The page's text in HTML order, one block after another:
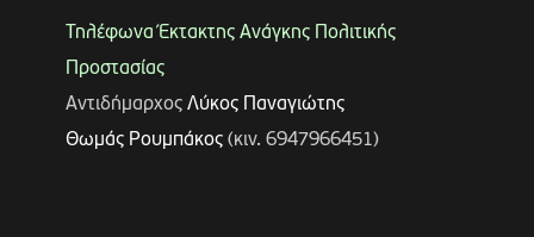
Τηλέφωνα Έκτακτης Ανάγκης Πολιτικής
Προστασίας
Αντιδήμαρχος Λύκος Παναγιώτης
Θωμάς Ρουμπάκος(κιν. 6947966451)